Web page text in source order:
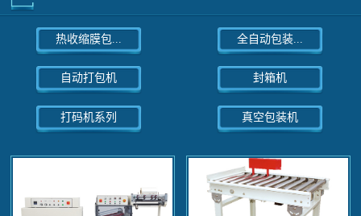
热收缩膜包... 全自动包装...
自动打包机 封箱机
打码机系列 真空包装机